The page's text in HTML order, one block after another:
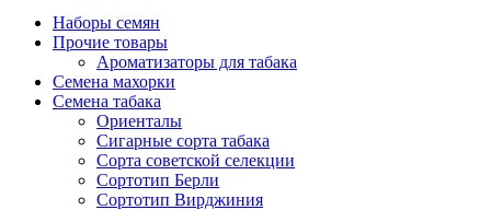
Наборы семян
Прочие товары
Ароматизаторы для табака
Семена махорки
Семена табака
Ориенталы
Сигарные сорта табака
Сорта советской селекции
Сортотип Берли
Сортотип Вирджиния